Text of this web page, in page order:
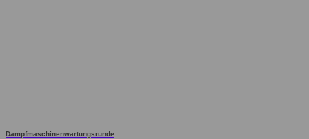
Dampfmaschinenwartungsrunde